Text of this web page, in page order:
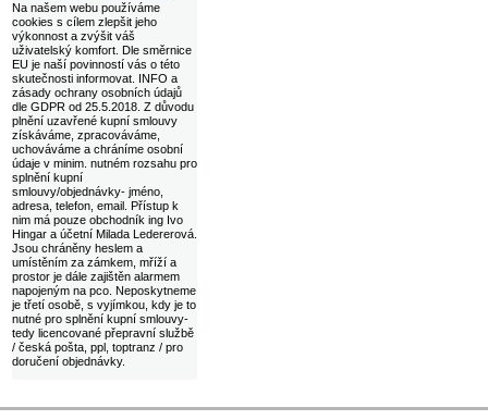
Na našem webu používáme
cookies s cílem zlepšit jeho
výkonnost a zvýšit váš
uživatelský komfort. Dle směrnice
EU je naší povinností vás o této
skutečnosti informovat. INFO a
zásady ochrany osobních údajů
dle GDPR od 25.5.2018. Z důvodu
plnění uzavřené kupní smlouvy
získáváme, zpracováváme,
uchováváme a chráníme osobní
údaje v minim. nutném rozsahu pro
splnění kupní
smlouvy/objednávky- jméno,
adresa, telefon, email. Přístup k
nim má pouze obchodník ing Ivo
Hingar a účetní Milada Ledererová.
Jsou chráněny heslem a
umístěním za zámkem, mříží a
prostor je dále zajištěn alarmem
napojeným na pco. Neposkytneme
je třetí osobě, s vyjímkou, kdy je to
nutné pro splnění kupní smlouvy-
tedy licencované přepravní službě
/ česká pošta, ppl, toptranz / pro
doručení objednávky.